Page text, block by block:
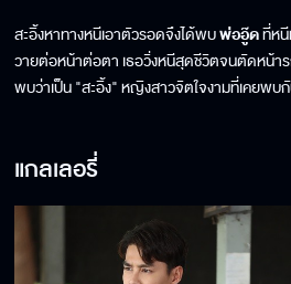
สะอิ้งหาทางหนีเอาตัวรอดจึงได้พบพ่ออู๊ดที่หนี
วายต่อหน้าต่อตา เธอวิ่งหนีสุดชีวิตจนตัดหน้า
พบว่าเป็น "สะอิ้ง" หญิงสาวจิตใจงามที่เคยพบกั
แกลเลอรี่